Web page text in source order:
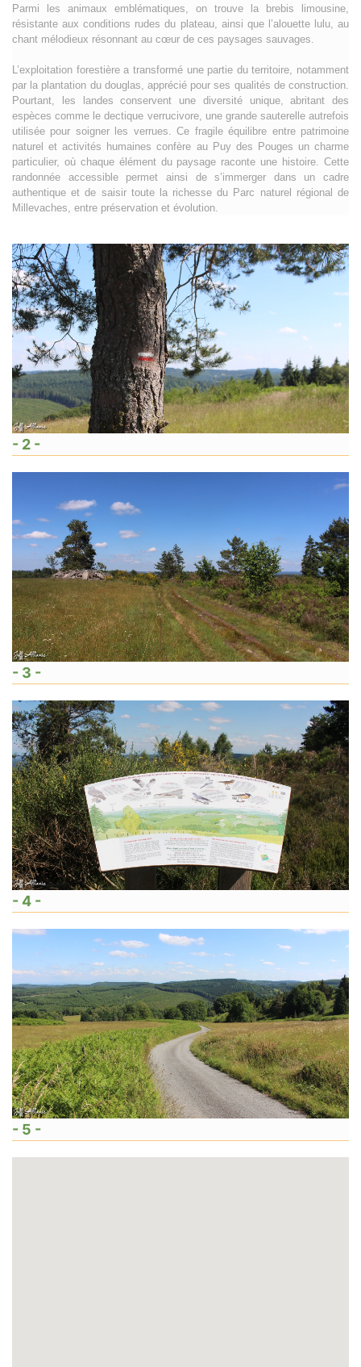
Parmi les animaux emblématiques, on trouve la brebis limousine,
résistante aux conditions rudes du plateau, ainsi que l’alouette lulu, au
chant mélodieux résonnant au cœur de ces paysages sauvages.
L’exploitation forestière a transformé une partie du territoire, notamment
par la plantation du douglas, apprécié pour ses qualités de construction.
Pourtant, les landes conservent une diversité unique, abritant des
espèces comme le dectique verrucivore, une grande sauterelle autrefois
utilisée pour soigner les verrues. Ce fragile équilibre entre patrimoine
naturel et activités humaines confère au Puy des Pouges un charme
particulier, où chaque élément du paysage raconte une histoire. Cette
randonnée accessible permet ainsi de s’immerger dans un cadre
authentique et de saisir toute la richesse du Parc naturel régional de
Millevaches, entre préservation et évolution.
- 2 -
- 3 -
- 4 -
- 5 -